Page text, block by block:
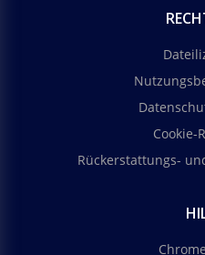
Cookie-
Rückerstattungs-